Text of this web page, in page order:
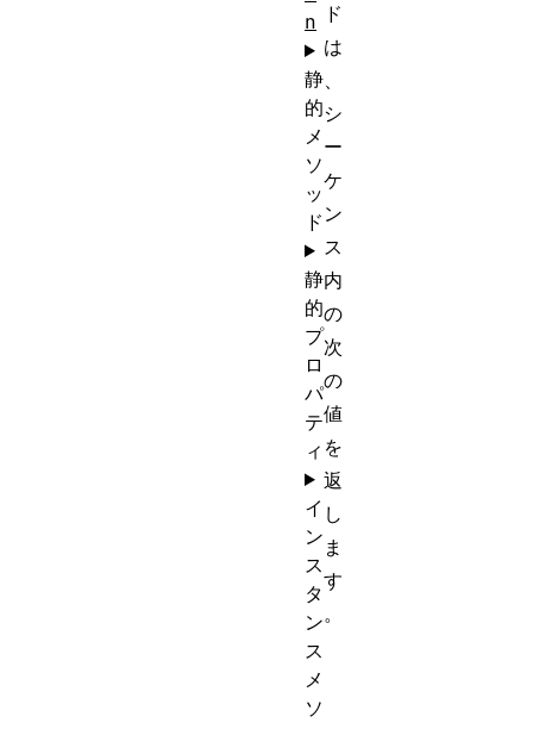
ド
は
、
シ
ー
ケ
ン
ス
内
の
次
の
値
を
返
し
ま
す
。
n
静
的
メ
ソ
ッ
ド
静
的
プ
ロ
パ
テ
ィ
イ
ン
ス
タ
ン
ス
メ
ソ